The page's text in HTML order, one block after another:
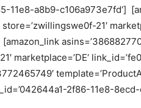
11e8-a8b9-c106a973e7fd‘]
21′
marketplace=’DE‘
2f86-11e8-8ecd-